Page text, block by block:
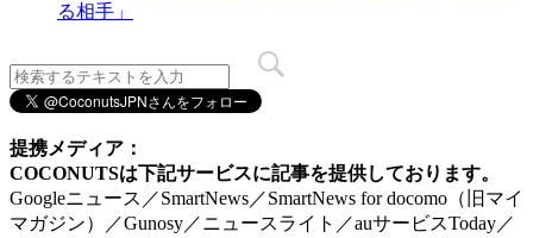
る相手」
提携メディア：
COCONUTSは下記サービスに記事を提供しております。
Googleニュース／SmartNews／SmartNews for docomo（旧マイ
マガジン）／Gunosy／ニュースライト／auサービスToday／